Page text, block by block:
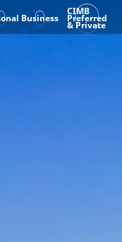
Business
CIMB
Preferred
& Private